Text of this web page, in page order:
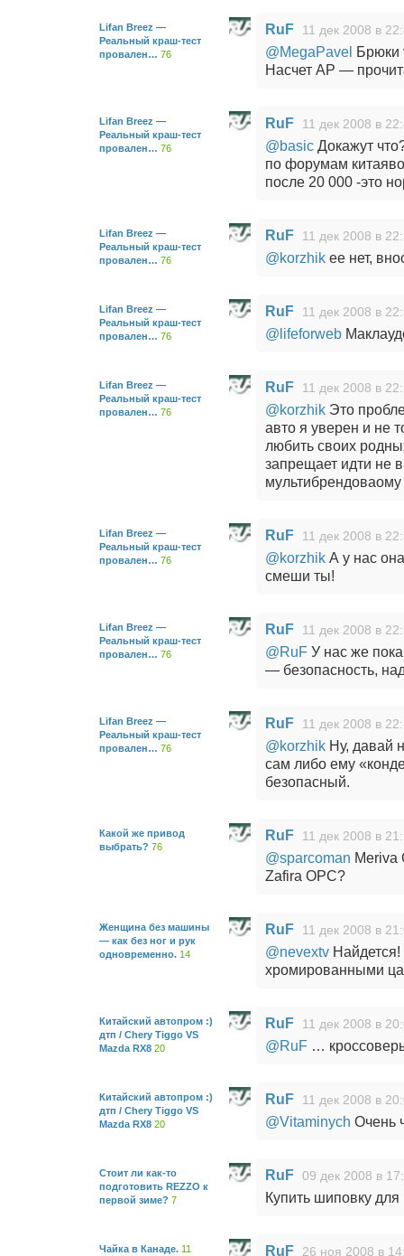
Lifan Breez —
Реальный краш-тест
провален… 76
RuF 11 дек 2008 в
@MegaPavel Брюки
Насчет АР —
Lifan Breez —
Реальный краш-тест
провален… 76
RuF 11 дек 2008 в
@basicДокажут
по форумам
после 20 000 -это
Lifan Breez —
Реальный краш-тест
провален… 76
RuF 11 дек 2008 в
@korzhikее нет,
Lifan Breez —
Реальный краш-тест
провален… 76
RuF 11 дек 2008 в
@lifeforweb
Lifan Breez —
Реальный краш-тест
провален… 76
RuF 11 дек 2008 в
@korzhikЭто
авто я уверен и не
любить своих
запрещает идти не
Lifan Breez —
Реальный краш-тест
провален… 76
RuF 11 дек 2008 в
@korzhikА у нас
смеши ты!
Lifan Breez —
Реальный краш-тест
провален… 76
RuF 11 дек 2008 в
@RuFУ нас же
— безопасность,
Lifan Breez —
Реальный краш-тест
провален… 76
RuF 11 дек 2008 в
@korzhikНу, давай
сам либо ему
безопасный.
Какой же привод
выбрать? 76
RuF 11 дек 2008 в
@sparcoman Meriva
Zafira OPC?
Женщина без машины
— как без ног и рук
одновременно. 14
RuF 11 дек 2008 в
@nevextv
хромированными
Китайский автопром :)
дтп / Chery Tiggo VS
Mazda RX8 20
RuF 11 дек 2008 в
@RuF…
Китайский автопром :)
дтп / Chery Tiggo VS
Mazda RX8 20
RuF 11 дек 2008 в
@Vitaminych Очень
Стоит ли как-то
подготовить REZZO к
первой зиме? 7
RuF 09 дек 2008 в
Купить шиповку для
Чайка в Канаде. 11 RuF 26 ноя 2008 в